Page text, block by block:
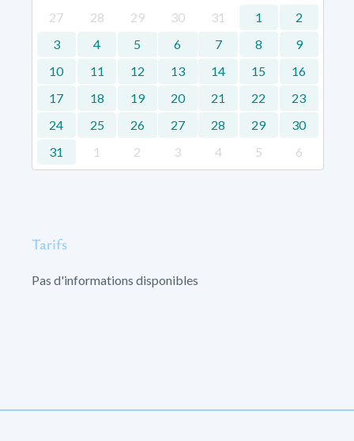
27 28 29 30 31 1
2
3
4 5 6 7 8
9
10
11 12 13 14 15
16
17
18 19 20 21 22
23
24
25 26 27 28 29
30
31
1 2 3 4 5 6
Tarifs
Pas d'informations disponibles